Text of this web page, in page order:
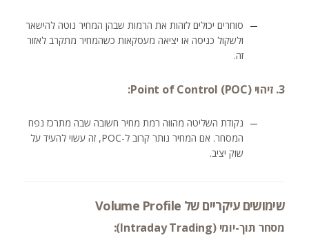
סוחרים יכולים לזהות את הרמות שבהן המחיר נוטה להישאר
ולשקול כניסה או יציאה מעסקאות כשהמחיר מתקרב לאזור
זה.
3. זיהוי Point of Control (POC):
נקודת השליטה מהווה רמת מחיר חשובה שבה מתרכז נפח
המסחר. אם המחיר נותר קרוב ל-POC, זה עשוי להעיד על
שוק יציב.
שימושים עיקריים של Volume Profile
מסחר תוך-יומי (Intraday Trading):